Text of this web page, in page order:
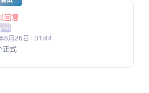
回复
8月26日 | 01:44
正式